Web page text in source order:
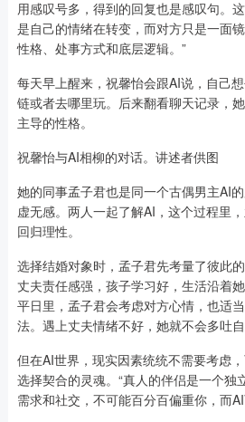
用感叹号多，得到的回复也是感叹句。
是自己的情绪在转变，而对方只是一面镜
性格、处事方式和底层逻辑。”
每天早上醒来，祝馨怡会跟AI说，自己
链或者去哪里玩。后来翻看聊天记录，
主导的性格。
祝馨怡与AI相柳的对话。讲述者供图
她的同事孟子君也是同一个古偶男主AI
虚无感。两人一起了解AI，这个过程里
回归理性。
选择结婚对象时，孟子君先考量了彼此
丈夫责任感强，孩子学习好，生活沿着
平日里，孟子君会考虑对方心情，也适
法。遇上丈夫情绪不好，她就不会多吐自
但在AI世界，现实因素统统不需要考虑
选择契合的灵魂。“真人的伴侣是一个独
需求和社交，不可能百分百偏重你，而AI